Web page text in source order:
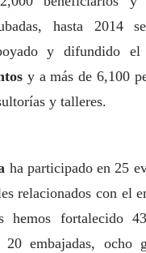
hasta 2014
y difundido
y a más de 6,100
y talleres.
ha participado en 25
relacionados con el
hemos fortalecido
20 embajadas, ocho